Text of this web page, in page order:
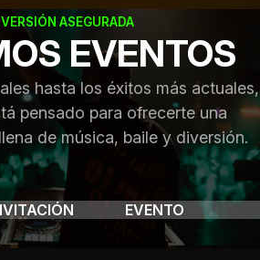
ASEGURADA
EVENTOS
hasta los éxitos más actuales,
pensado para ofrecerte una
de música, baile y diversión.
EVENTO